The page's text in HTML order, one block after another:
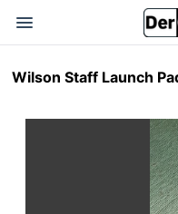
Wilson Staff Launch